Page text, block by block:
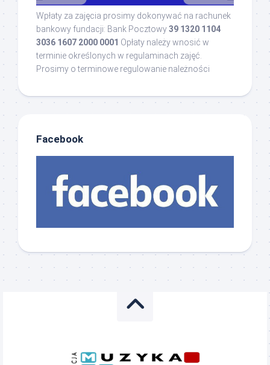
Wpłaty za zajęcia prosimy dokonywać na rachunek
bankowy fundacji: Bank Pocztowy39 1320 1104
3036 1607 2000 0001 Opłaty należy wnosić w
terminie określonych w regulaminach zajęć.
Prosimy o terminowe regulowanie należności
Facebook